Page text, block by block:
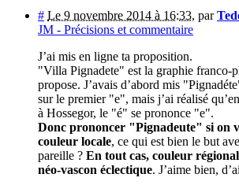
# Le 9 novembre 2014 à 16:33, par
JM - Précisions et commentaire
J’ai mis en ligne ta proposition.
"Villa Pignadete" est la graphie franco-
propose. J’avais d’abord mis
sur le premier "e", mais j’ai réalisé
à Hossegor, le "é" se prononce "e".
Donc prononcer "Pignadeute" si on
couleur locale, ce qui est bien le but
pareille ? En tout cas, couleur
néo-vascon éclectique. J’aime bien,